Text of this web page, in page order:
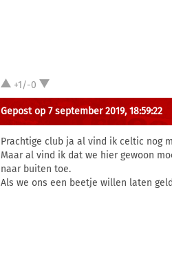
+1/-0
Gepost op 7 september 2019, 18:59:22
Prachtige club ja al vind ik celtic nog
Maar al vind ik dat we hier gewoon
naar buiten toe.
Als we ons een beetje willen laten